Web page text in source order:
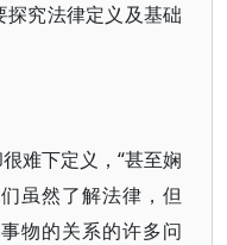
究法律定义及基础
难下定义，“甚至娴
虽然了解法律，但
物的关系的许多问